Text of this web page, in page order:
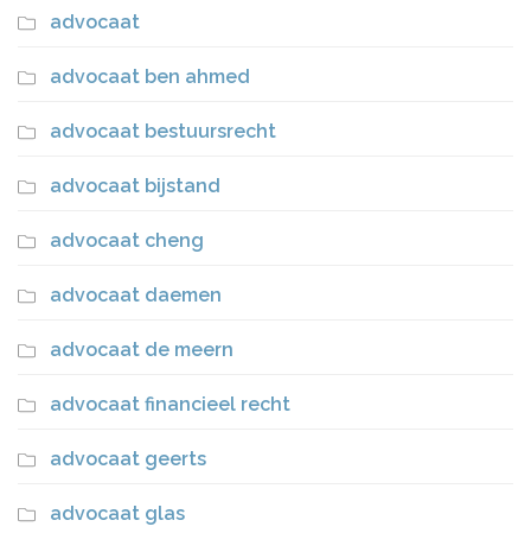
advocaat
advocaat ben ahmed
advocaat bestuursrecht
advocaat bijstand
advocaat cheng
advocaat daemen
advocaat de meern
advocaat financieel recht
advocaat geerts
advocaat glas